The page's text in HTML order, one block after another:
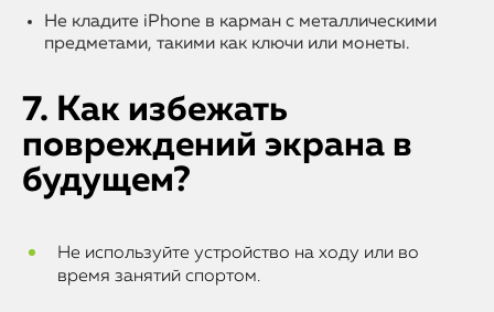
Не кладите iPhone в карман с металлическими
предметами, такими как ключи или монеты.
7. Как избежать
повреждений экрана в
будущем?
Не используйте устройство на ходу или во
время занятий спортом.